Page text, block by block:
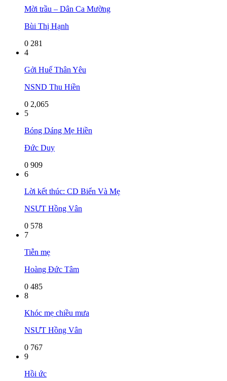
Mời trầu – Dân Ca Mường
Bùi Thị Hạnh
0 281
4
Gởi Huế Thân Yêu
NSND Thu Hiền
0 2,065
5
Bóng Dáng Mẹ Hiền
Đức Duy
0 909
6
Lời kết thúc: CD Biển Và Mẹ
NSƯT Hồng Vân
0 578
7
Tiễn mẹ
Hoàng Đức Tâm
0 485
8
Khóc mẹ chiều mưa
NSƯT Hồng Vân
0 767
9
Hồi ức